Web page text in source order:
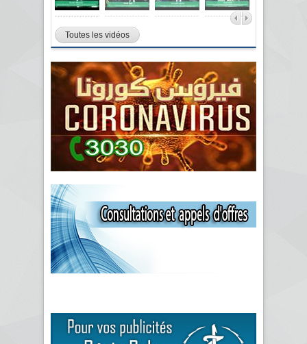
Toutes les vidéos